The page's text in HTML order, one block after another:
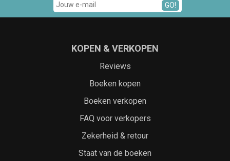
GO!
KOPEN & VERKOPEN
Reviews
Boeken kopen
Boeken verkopen
FAQ voor verkopers
Zekerheid & retour
Staat van de boeken